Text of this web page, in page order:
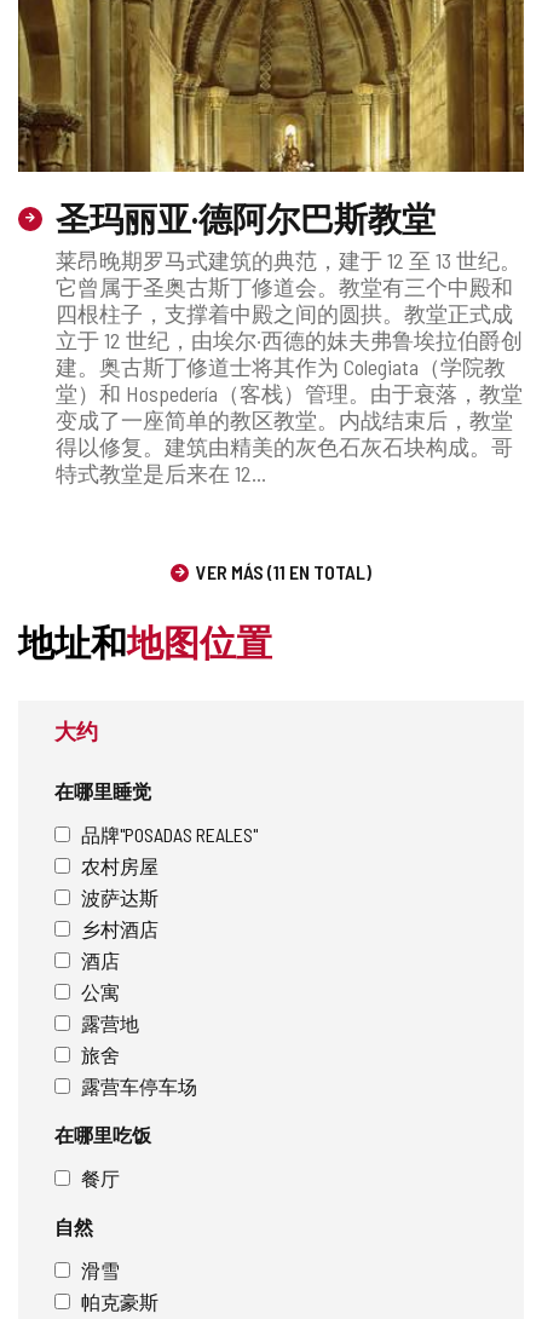
圣玛丽亚·德阿尔巴斯教堂
莱昂晚期罗马式建筑的典范，建于 12 至 13 世纪。
它曾属于圣奥古斯丁修道会。教堂有三个中殿和
四根柱子，支撑着中殿之间的圆拱。教堂正式成
立于 12 世纪，由埃尔·西德的妹夫弗鲁埃拉伯爵创
建。奥古斯丁修道士将其作为 Colegiata（学院教
堂）和 Hospedería（客栈）管理。由于衰落，教堂
变成了一座简单的教区教堂。内战结束后，教堂
得以修复。建筑由精美的灰色石灰石块构成。哥
特式教堂是后来在 12...
VER MÁS (11 EN TOTAL)
地址和地图位置
大约
在哪里睡觉
品牌"POSADAS REALES"
农村房屋
波萨达斯
乡村酒店
酒店
公寓
露营地
旅舍
露营车停车场
在哪里吃饭
餐厅
自然
滑雪
帕克豪斯